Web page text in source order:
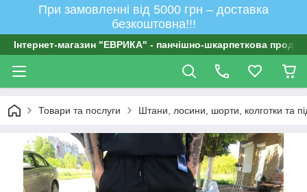
При замовленні від 5000 грн – доставка
безкоштовна!!!
Інтернет-магазин "ЕВРИКА" - панчішно-шкарпеткова
Товари та послуги Штани, лосини, шорти, колготки та